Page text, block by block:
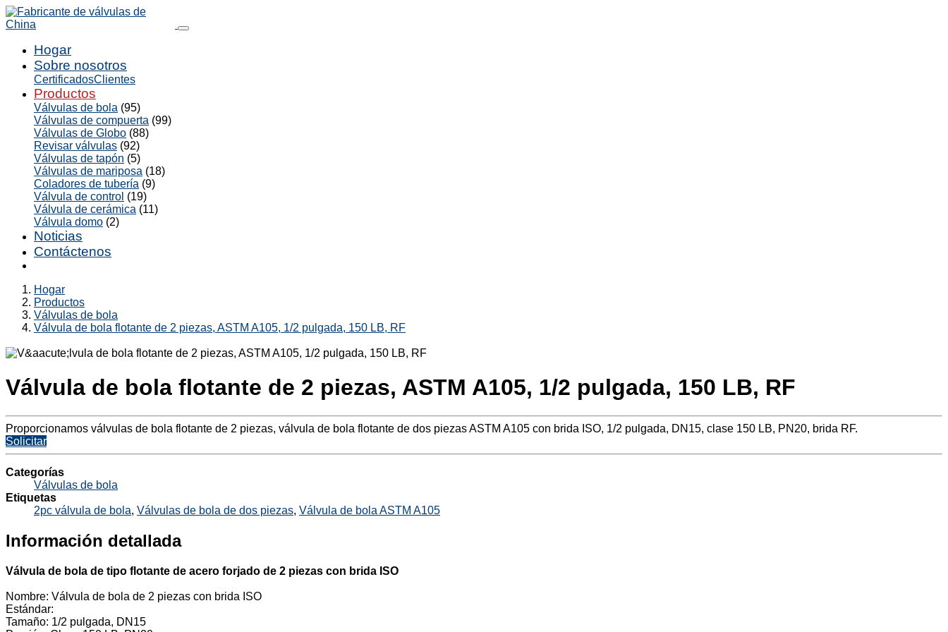
Hogar
Sobre nosotros
CertificadosClientes
Productos
Válvulas de bola (95)
Válvulas de compuerta (99)
Válvulas de Globo (88)
Revisar válvulas (92)
Válvulas de tapón (5)
Válvulas de mariposa (18)
Coladores de tubería (9)
Válvula de control (19)
Válvula de cerámica (11)
Válvula domo (2)
Noticias
Contáctenos
Hogar
Productos
Válvulas de bola
Válvula de bola flotante de 2 piezas, ASTM A105, 1/2 pulgada, 150 LB, RF
Válvula de bola flotante de 2 piezas, ASTM A105, 1/2 pulgada, 150 LB, RF
Proporcionamos válvulas de bola flotante de 2 piezas, válvula de bola flotante de dos piezas ASTM A105 con brida ISO, 1/2 pulgada, DN15, clase 150 LB, PN20, brida RF.
Solicitar
Categorías
Válvulas de bola
Etiquetas
2pc válvula de bola, Válvulas de bola de dos piezas, Válvula de bola ASTM A105
Información detallada
Válvula de bola de tipo flotante de acero forjado de 2 piezas con brida ISO
Nombre: Válvula de bola de 2 piezas con brida ISO
Estándar:
Tamaño: 1/2 pulgada, DN15